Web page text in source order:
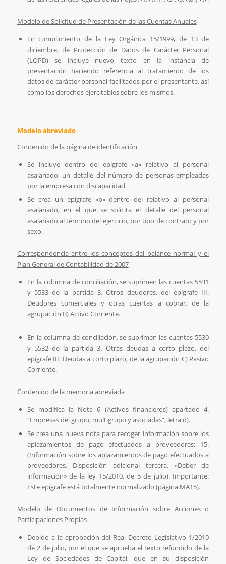
Modelo de Solicitud de Presentación de las Cuentas Anuales
En cumplimiento de la Ley Orgánica 15/1999, de 13 de
diciembre, de Protección de Datos de Carácter Personal
(LOPD) se incluye nuevo texto en la instancia de
presentación haciendo referencia al tratamiento de los
datos de carácter personal facilitados por el presentante, así
como los derechos ejercitables sobre los mismos.
Modelo abreviado
Contenido de la página de identificación
Se incluye dentro del epígrafe «a» relativo al personal
asalariado, un detalle del número de personas empleadas
por la empresa con discapacidad.
Se crea un epígrafe «b» dentro del relativo al personal
asalariado, en el que se solicita el detalle del personal
asalariado al término del ejercicio, por tipo de contrato y por
sexo.
Correspondencia entre los conceptos del balance normal y el
Plan General de Contabilidad de 2007
En la columna de conciliación, se suprimen las cuentas 5531
y 5533 de la partida 3. Otros deudores, del epígrafe III.
Deudores comerciales y otras cuentas a cobrar, de la
agrupación B) Activo Corriente.
En la columna de conciliación, se suprimen las cuentas 5530
y 5532 de la partida 3. Otras deudas a corto plazo, del
epígrafe III. Deudas a corto plazo, de la agrupación C) Pasivo
Corriente.
Contenido de la memoria abreviada
Se modifica la Nota 6 (Activos financieros) apartado 4.
“Empresas del grupo, multigrupo y asociadas”, letra d).
Se crea una nueva nota para recoger información sobre los
aplazamientos de pago efectuados a proveedores: 15.
(Información sobre los aplazamientos de pago efectuados a
proveedores. Disposición adicional tercera. «Deber de
información» de la ley 15/2010, de 5 de julio). Importante:
Este epígrafe está totalmente normalizado (página MA15).
Modelo de Documentos de Información sobre Acciones o
Participaciones Propias
Debido a la aprobación del Real Decreto Legislativo 1/2010
de 2 de julio, por el que se aprueba el texto refundido de la
Ley de Sociedades de Capital, que en su disposición